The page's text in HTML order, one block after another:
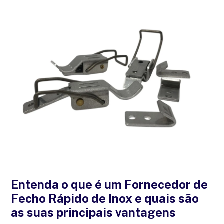
Entenda o que é um Fornecedor de
Fecho Rápido de Inox e quais são
as suas principais vantagens